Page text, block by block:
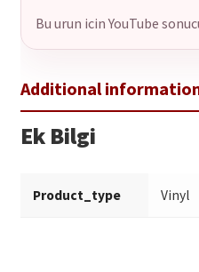
Bu urun icin YouTube
Ek Bilgi
Product_type Vinyl